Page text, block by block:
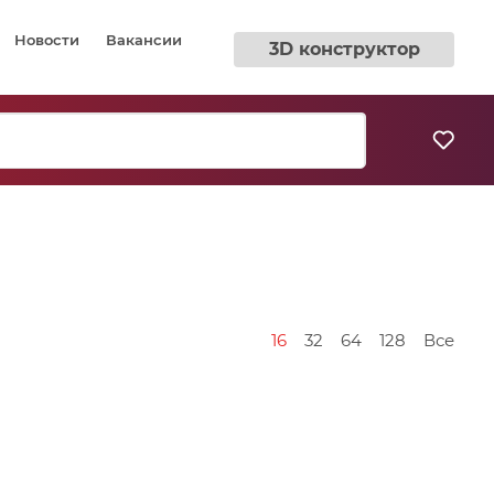
Новости Вакансии 3D конструктор
16 32 64 128 Все